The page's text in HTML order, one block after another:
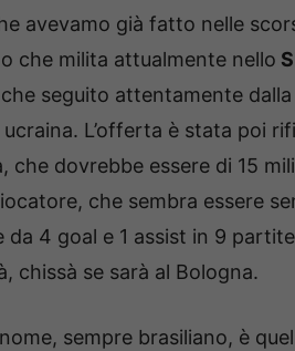
avevamo già fatto nelle
che milita attualmente nello
seguito attentamente
ucraina. L’offerta è stata poi
che dovrebbe essere di 15
che sembra essere
da 4 goal e 1 assist in 9
chissà se sarà al Bologna.
nome, sempre brasiliano, è